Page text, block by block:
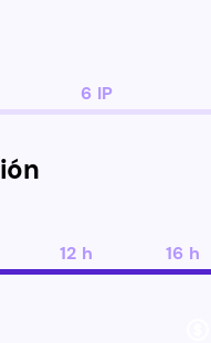
6 IP
12 h 16 h